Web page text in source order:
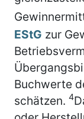
EStG zur
Buchwerte
schätzen. 4